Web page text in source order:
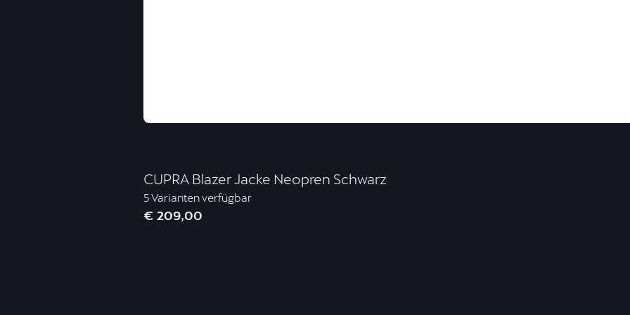
CUPRA Blazer Jacke Neopren Schwarz
5 Varianten verfügbar
€ 209,00